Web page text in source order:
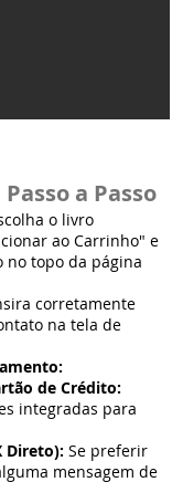
a Passo
o livro
ao Carrinho" e
no topo da página
corretamente
na tela de
de Crédito:
integradas para
Direto): Se preferir
mensagem de